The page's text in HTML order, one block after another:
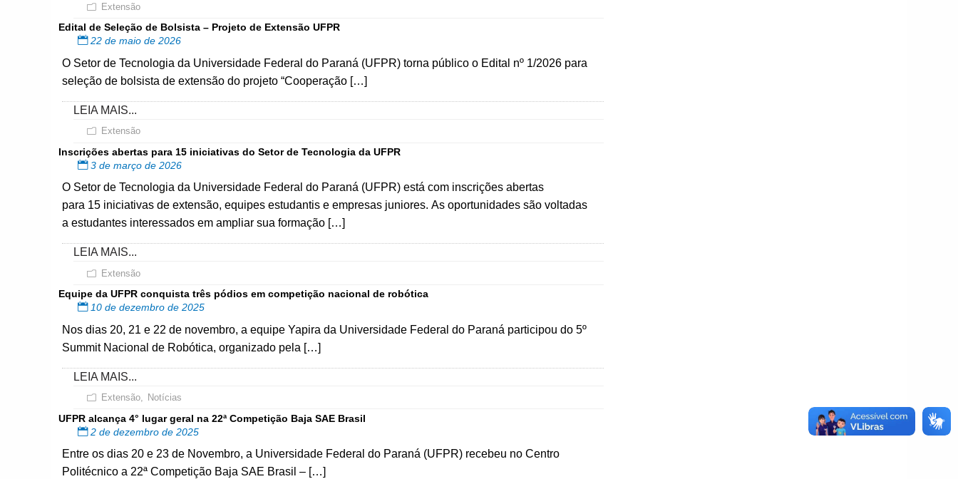
Extensão
Edital de Seleção de Bolsista – Projeto de Extensão UFPR
22 de maio de 2026
O Setor de Tecnologia da Universidade Federal do Paraná (UFPR) torna público o Edital nº 1/2026 para
seleção de bolsista de extensão do projeto “Cooperação […]
LEIA MAIS...
Extensão
Inscrições abertas para 15 iniciativas do Setor de Tecnologia da UFPR
3 de março de 2026
O Setor de Tecnologia da Universidade Federal do Paraná (UFPR) está com inscrições abertas
para 15 iniciativas de extensão, equipes estudantis e empresas juniores. As oportunidades são voltadas
a estudantes interessados em ampliar sua formação […]
LEIA MAIS...
Extensão
Equipe da UFPR conquista três pódios em competição nacional de robótica
10 de dezembro de 2025
Nos dias 20, 21 e 22 de novembro, a equipe Yapira da Universidade Federal do Paraná participou do 5º
Summit Nacional de Robótica, organizado pela […]
LEIA MAIS...
Extensão, Notícias
UFPR alcança 4° lugar geral na 22ª Competição Baja SAE Brasil
2 de dezembro de 2025
Entre os dias 20 e 23 de Novembro, a Universidade Federal do Paraná (UFPR) recebeu no Centro
Politécnico a 22ª Competição Baja SAE Brasil – […]